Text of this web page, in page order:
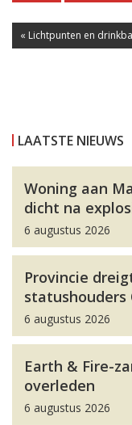
« Lichtpunten en
LAATSTE NIEUWS
Woning aan
dicht na
6 augustus 2026
Provincie
statushouders
6 augustus 2026
Earth & Fire-
overleden
6 augustus 2026